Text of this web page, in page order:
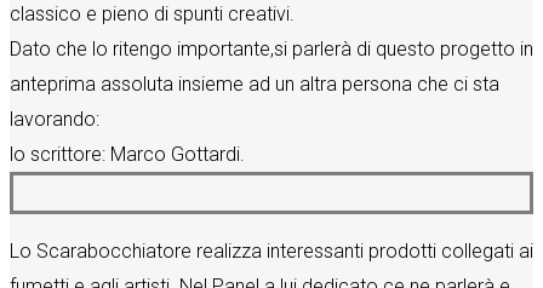
classico e pieno di spunti creativi.
Dato che lo ritengo importante,si parlerà di questo progetto in
anteprima assoluta insieme ad un altra persona che ci sta
lavorando:
lo scrittore: Marco Gottardi.
Lo Scarabocchiatore realizza interessanti prodotti collegati ai